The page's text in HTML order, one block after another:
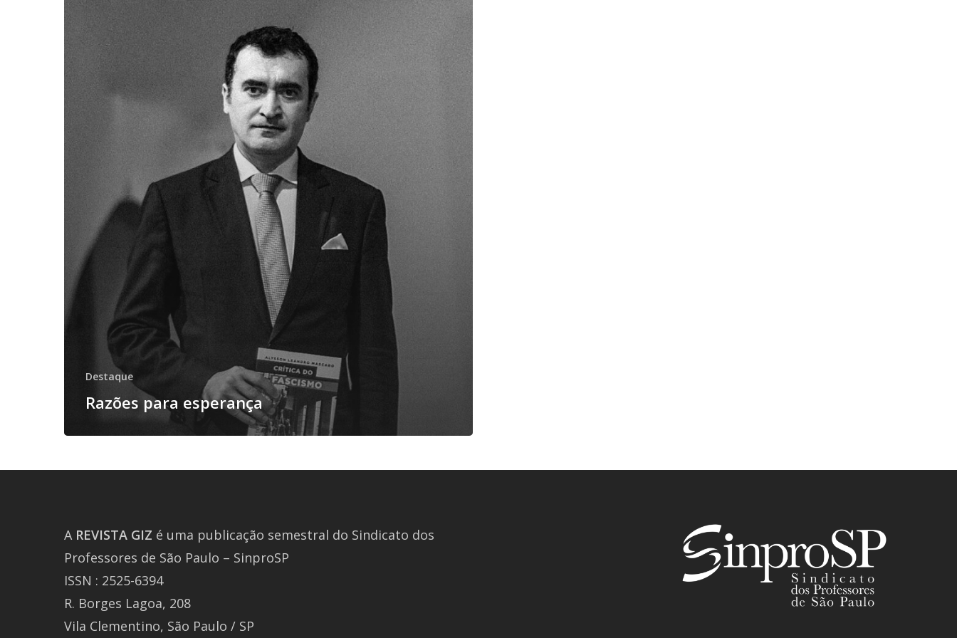
Destaque
Razões para esperança
A REVISTA GIZ é uma publicação semestral do Sindicato dos
Professores de São Paulo – SinproSP
ISSN : 2525-6394
R. Borges Lagoa, 208
Vila Clementino, São Paulo / SP